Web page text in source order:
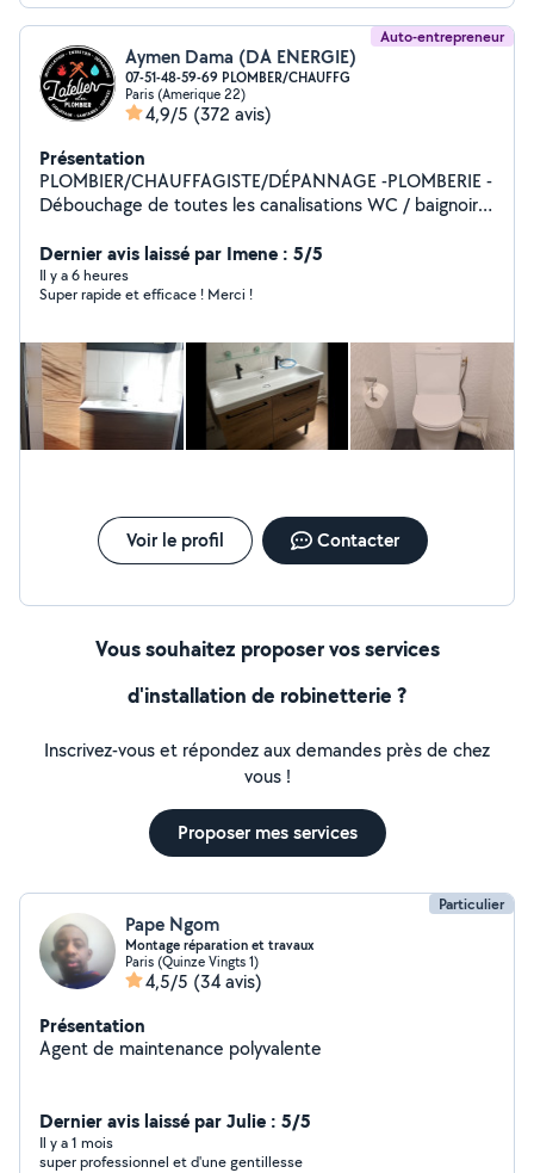
Auto-entrepreneur
Aymen Dama (DA ENERGIE)
07-51-48-59-69 PLOMBER/CHAUFFG
Paris (Amerique 22)
4,9/5 (372 avis)
Présentation
PLOMBIER/CHAUFFAGISTE/DÉPANNAGE -PLOMBERIE -
Débouchage de toutes les canalisations WC / baignoire
Installation de ballon d'eau chaude - Installation de
toute robinetterie. - WC à installer - création arrivée
d'eau machine à laver + évacuation - Installation meuble
canalisations . Chauffage - Je fait l'installation complète
de chaudière - Effectue l'entretien de chaudière avec
délivrance d'attestation d'entretien. - Consultez
régulièrement mes photos. Je vous garantie un travail
minutieux, tout cela dans les règles de l'art.
Dernier avis laissé par Imene : 5/5
Il y a 6 heures
Super rapide et efficace ! Merci !
Voir le profil Contacter
Vous souhaitez proposer vos services
d'installation de robinetterie ?
Inscrivez-vous et répondez aux demandes près de chez
vous !
Proposer mes services
Particulier
Pape Ngom
Montage réparation et travaux
Paris (Quinze Vingts 1)
4,5/5 (34 avis)
Présentation
Agent de maintenance polyvalente
Dernier avis laissé par Julie : 5/5
Il y a 1 mois
super professionnel et d'une gentillesse